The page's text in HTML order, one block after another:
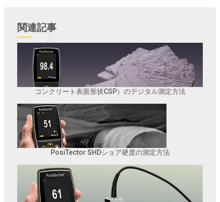
関連記事
コンクリート表面形状CSP）のデジタル測定方法
PosiTector SHDショア硬度の測定方法